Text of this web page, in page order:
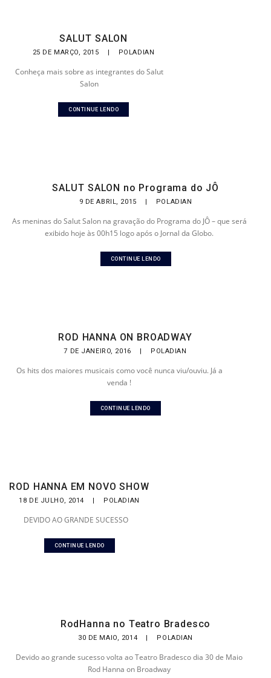
SALUT SALON
25 DE MARÇO, 2015 | POLADIAN
Conheça mais sobre as integrantes do Salut
Salon
CONTINUE LENDO
SALUT SALON no Programa do JÔ
9 DE ABRIL, 2015 | POLADIAN
As meninas do Salut Salon na gravação do Programa do JÔ – que será
exibido hoje às 00h15 logo após o Jornal da Globo.
CONTINUE LENDO
ROD HANNA ON BROADWAY
7 DE JANEIRO, 2016 | POLADIAN
Os hits dos maiores musicais como você nunca viu/ouviu. Já a
venda !
CONTINUE LENDO
ROD HANNA EM NOVO SHOW
18 DE JULHO, 2014 | POLADIAN
DEVIDO AO GRANDE SUCESSO
CONTINUE LENDO
RodHanna no Teatro Bradesco
30 DE MAIO, 2014 | POLADIAN
Devido ao grande sucesso volta ao Teatro Bradesco dia 30 de Maio
Rod Hanna on Broadway